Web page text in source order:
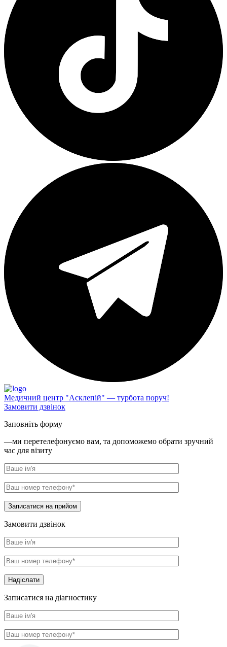
Медичний центр "Асклепій" — турбота поруч!
Замовити дзвінок
Заповніть форму
—ми перетелефонуємо вам, та допоможемо обрати зручний
час для візиту
Записатися на прийом
Замовити дзвінок
Надіслати
Записатися на діагностику